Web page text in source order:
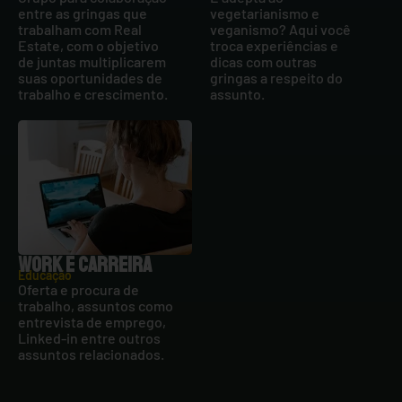
entre as gringas que
trabalham com Real
Estate, com o objetivo
de juntas multiplicarem
suas oportunidades de
trabalho e crescimento.
vegetarianismo e
veganismo? Aqui você
troca experiências e
dicas com outras
gringas a respeito do
assunto.
WORK E CARREIRA
Educação
Oferta e procura de
trabalho, assuntos como
entrevista de emprego,
Linked-in entre outros
assuntos relacionados.